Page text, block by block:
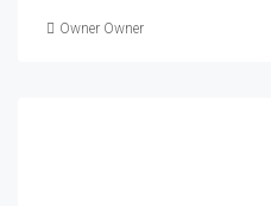
Owner Owner